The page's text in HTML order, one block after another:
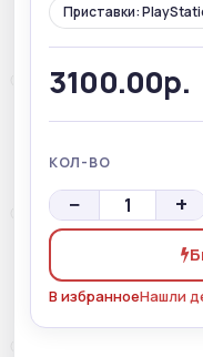
Приставки:
3100.00р.
КОЛ-ВО
− +
В избранноеНашли